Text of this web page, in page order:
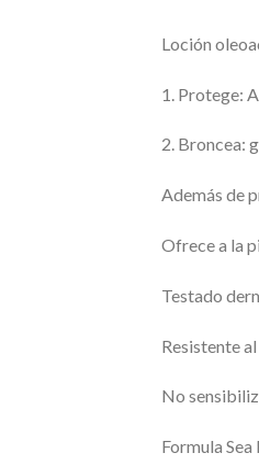
Loción
1. Protege:
2. Broncea:
Además de
Ofrece a la
Testado
Resistente al
No
Formula Sea